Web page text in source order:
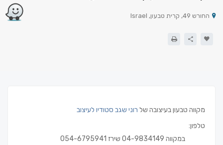
החורש 49, קרית טבעון, Israel
מקווה טבעון בעיצובה של רוני שגב סטודיו לעיצוב
טלפון:
במקווה 04-9834149 שירז 054-6795941